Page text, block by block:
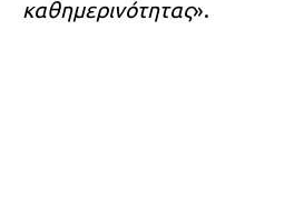
καθημερινότητας».